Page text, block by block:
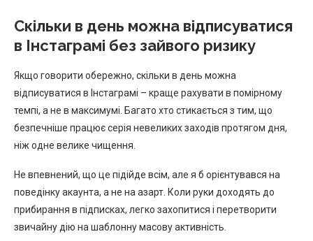
Скільки в день можна відписуватися
в Інстаграмі без зайвого ризику
Якщо говорити обережно, скільки в день можна
відписуватися в Інстаграмі – краще рахувати в помірному
темпі, а не в максимумі. Багато хто стикається з тим, що
безпечніше працює серія невеликих заходів протягом дня,
ніж одне велике чищення.
Не впевнений, що це підійде всім, але я б орієнтувався на
поведінку акаунта, а не на азарт. Коли руки доходять до
прибирання в підписках, легко захопитися і перетворити
звичайну дію на шаблонну масову активність.